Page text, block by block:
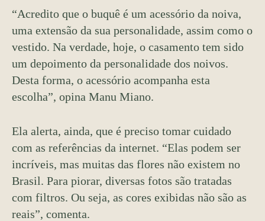
“Acredito que o buquê é um acessório da noiva,
uma extensão da sua personalidade, assim como o
vestido. Na verdade, hoje, o casamento tem sido
um depoimento da personalidade dos noivos.
Desta forma, o acessório acompanha esta
escolha”, opina Manu Miano.
Ela alerta, ainda, que é preciso tomar cuidado
com as referências da internet. “Elas podem ser
incríveis, mas muitas das flores não existem no
Brasil. Para piorar, diversas fotos são tratadas
com filtros. Ou seja, as cores exibidas não são as
reais”, comenta.